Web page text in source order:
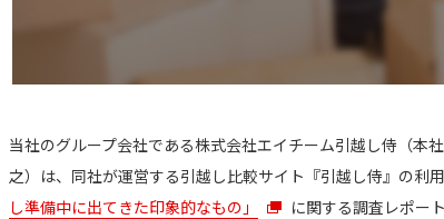
当社のグループ会社である株式会社エイチーム引越し侍（本
之）は、同社が運営する引越し比較サイト『引越し侍』の利
し準備中に出てきた印象的なもの」
に関する調査レポー